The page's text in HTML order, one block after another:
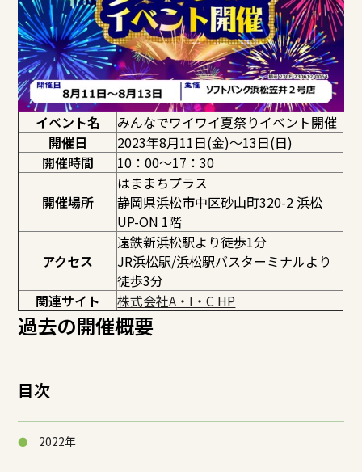
イベント名
みんなでワイワイ夏祭りイベント開催
開催日
2023年8月11日(金)～13日(日)
開催時間
10：00～17：30
開催場所
はままちプラス
静岡県浜松市中区砂山町320-2 浜松
UP-ON 1階
アクセス
遠鉄新浜松駅より徒歩1分
JR浜松駅/浜松駅バスターミナルより
徒歩3分
関連サイト
株式会社A・I・C HP
過去の開催概要
目次
2022年